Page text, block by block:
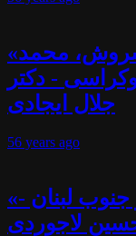
«انتخابات» ایران، عبدالکریم سروش، محمد
- دکتر
جلال ایجادی
56 years ago
«انتخابات»، توماج، اسرائیل و جنوب لبنان -
حسین لاجوردی